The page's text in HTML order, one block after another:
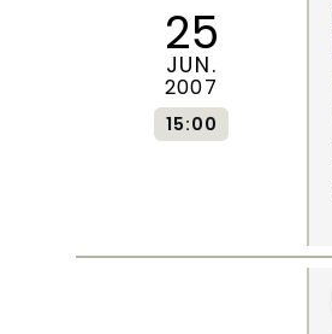
25
JUN.
2007
15:00